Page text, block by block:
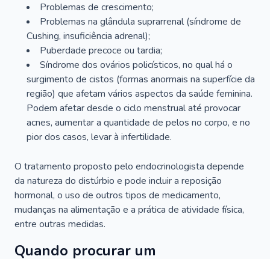
Problemas de crescimento;
Problemas na glândula suprarrenal (síndrome de
Cushing, insuficiência adrenal);
Puberdade precoce ou tardia;
Síndrome dos ovários policísticos, no qual há o
surgimento de cistos (formas anormais na superfície da
região) que afetam vários aspectos da saúde feminina.
Podem afetar desde o ciclo menstrual até provocar
acnes, aumentar a quantidade de pelos no corpo, e no
pior dos casos, levar à infertilidade.
O tratamento proposto pelo endocrinologista depende
da natureza do distúrbio e pode incluir a reposição
hormonal, o uso de outros tipos de medicamento,
mudanças na alimentação e a prática de atividade física,
entre outras medidas.
Quando procurar um